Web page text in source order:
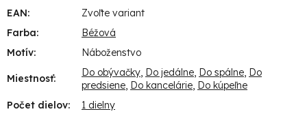
EAN:
Zvoľte variant
Farba:
Béžová
Motív: Náboženstvo
Miestnosť: Do obývačky, Do jedálne, Do spálne, Do
predsiene, Do kancelárie, Do kúpeľne
Počet dielov:
1 dielny